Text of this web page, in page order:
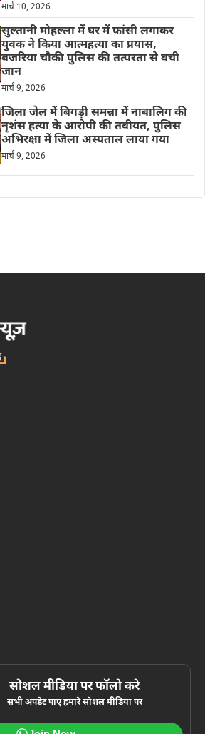
मार्च 10, 2026
सुल्तानी मोहल्ला में घर में फांसी लगाकर
युवक ने किया आत्महत्या का प्रयास,
बजरिया चौकी पुलिस की तत्परता से बची
जान
मार्च 9, 2026
जिला जेल में बिगड़ी समन्ना में नाबालिग की
नृशंस हत्या के आरोपी की तबीयत, पुलिस
अभिरक्षा में जिला अस्पताल लाया गया
मार्च 9, 2026
सोशल मीडिया पर फॉलो करे
सभी अपडेट पाए हमारे सोशल मीडिया पर